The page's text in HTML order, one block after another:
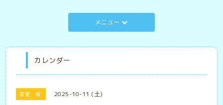
メニュー
カレンダー
変更 有 2025-10-11 (土)